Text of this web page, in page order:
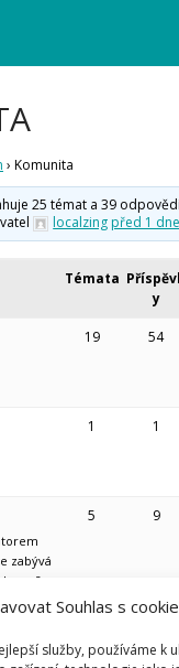
Souhlas s
služby, používáme k
Úvod
Často
O
Vaše
Začínáme s
Tutoriály
Arduino
Arduino s
Arduino v
Videa
o bastlení a tvoření. Naučte
formou! Arduino a
› Komunita
25 témat a 39
localzing před 1
Témata
y
19 54
1 1
zabývá
5 9